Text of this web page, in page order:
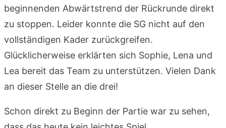
beginnenden Abwärtstrend der Rückrunde direkt
zu stoppen. Leider konnte die SG nicht auf den
vollständigen Kader zurückgreifen.
Glücklicherweise erklärten sich Sophie, Lena und
Lea bereit das Team zu unterstützen. Vielen Dank
an dieser Stelle an die drei!
Schon direkt zu Beginn der Partie war zu sehen,